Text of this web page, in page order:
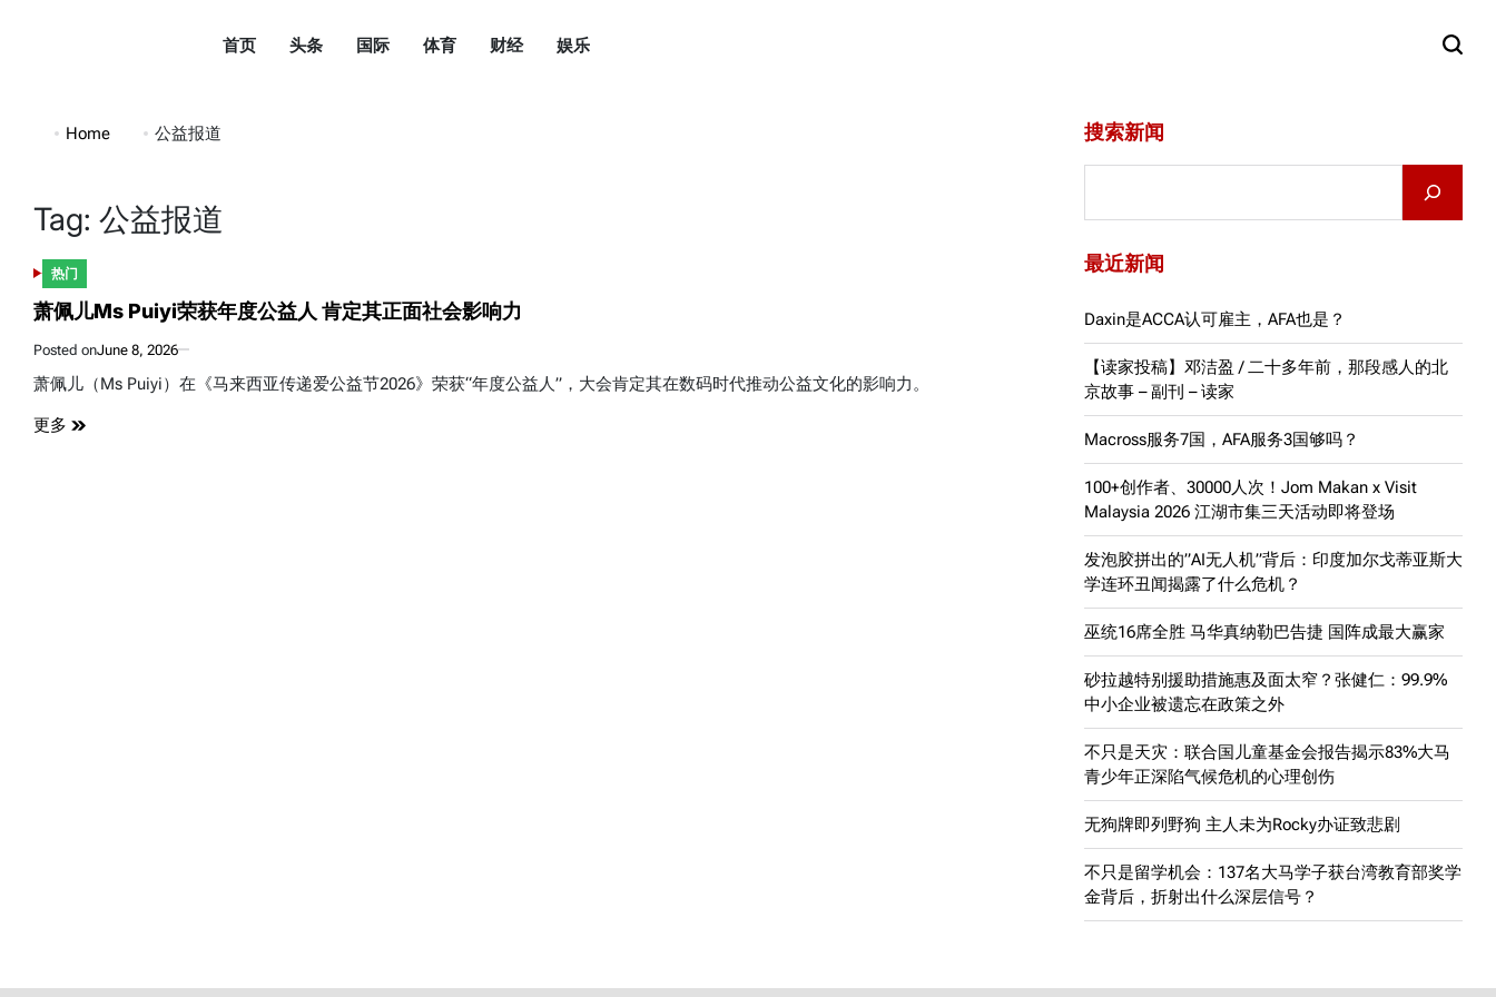
市
条
DuShiTouTiao
首页 头条 国际 体育 财经 娱乐
Home 公益报道
Tag: 公益报道
POSTED
热门
萧佩儿Ms Puiyi荣获年度公益人 肯定其正面社会影响力
Posted onJune 8, 2026
萧佩儿（Ms Puiyi）在《马来西亚传递爱公益节2026》荣获“年度公益人”，大会肯定其在数码时代推动公益文化的影响力。
更多
搜索新闻
最近新闻
Daxin是ACCA认可雇主，AFA也是？
【读家投稿】邓洁盈 / 二十多年前，那段感人的北
京故事 – 副刊 – 读家
Macross服务7国，AFA服务3国够吗？
100+创作者、30000人次！Jom Makan x Visit
Malaysia 2026 江湖市集三天活动即将登场
发泡胶拼出的”AI无人机”背后：印度加尔戈蒂亚斯大
学连环丑闻揭露了什么危机？
巫统16席全胜 马华真纳勒巴告捷 国阵成最大赢家
砂拉越特别援助措施惠及面太窄？张健仁：99.9%
中小企业被遗忘在政策之外
不只是天灾：联合国儿童基金会报告揭示83%大马
青少年正深陷气候危机的心理创伤
无狗牌即列野狗 主人未为Rocky办证致悲剧
不只是留学机会：137名大马学子获台湾教育部奖学
金背后，折射出什么深层信号？